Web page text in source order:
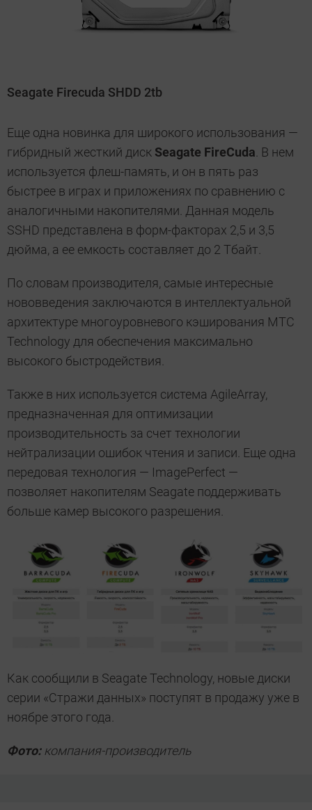
Seagate Firecuda SHDD 2tb
Еще одна новинка для широкого использования —
гибридный жесткий диск Seagate FireCuda. В нем
используется флеш-память, и он в пять раз
быстрее в играх и приложениях по сравнению с
аналогичными накопителями. Данная модель
SSHD представлена в форм-факторах 2,5 и 3,5
дюйма, а ее емкость составляет до 2 Тбайт.
По словам производителя, самые интересные
нововведения заключаются в интеллектуальной
архитектуре многоуровневого кэширования MTC
Technology для обеспечения максимально
высокого быстродействия.
Также в них используется система AgileArray,
предназначенная для оптимизации
производительность за счет технологии
нейтрализации ошибок чтения и записи. Еще одна
передовая технология — ImagePerfect —
позволяет накопителям Seagate поддерживать
больше камер высокого разрешения.
Как сообщили в Seagate Technology, новые диски
серии «Стражи данных» поступят в продажу уже в
ноябре этого года.
Фото:компания-производитель